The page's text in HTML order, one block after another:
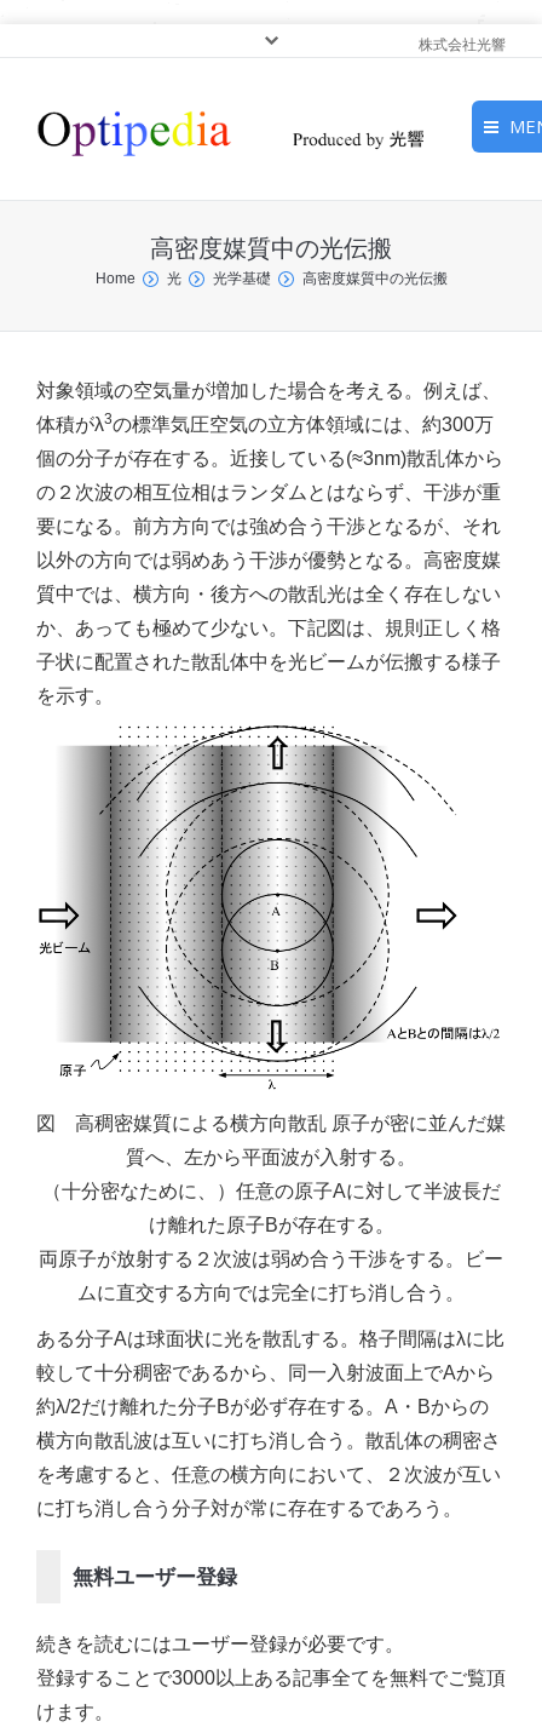
株式会社光響
ピックアップ
光応用・アプリケーショ
ン
サービス
高密度媒質中の光伝搬
You are here:
Home 光 光学基礎 高密度媒質中の光伝搬
対象領域の空気量が増加した場合を考える。例えば、
体積がλ3の標準気圧空気の立方体領域には、約300万
個の分子が存在する。近接している(≈3nm)散乱体から
の２次波の相互位相はランダムとはならず、干渉が重
要になる。前方方向では強め合う干渉となるが、それ
以外の方向では弱めあう干渉が優勢となる。高密度媒
質中では、横方向・後方への散乱光は全く存在しない
か、あっても極めて少ない。下記図は、規則正しく格
子状に配置された散乱体中を光ビームが伝搬する様子
を示す。
図 高稠密媒質による横方向散乱 原子が密に並んだ媒
質へ、左から平面波が入射する。
（十分密なために、）任意の原子Aに対して半波長だ
け離れた原子Bが存在する。
両原子が放射する２次波は弱め合う干渉をする。ビー
ムに直交する方向では完全に打ち消し合う。
ある分子Aは球面状に光を散乱する。格子間隔はλに比
較して十分稠密であるから、同一入射波面上でAから
約λ/2だけ離れた分子Bが必ず存在する。A・Bからの
横方向散乱波は互いに打ち消し合う。散乱体の稠密さ
を考慮すると、任意の横方向において、２次波が互い
に打ち消し合う分子対が常に存在するであろう。
無料ユーザー登録
続きを読むにはユーザー登録が必要です。
登録することで3000以上ある記事全てを無料でご覧頂
けます。